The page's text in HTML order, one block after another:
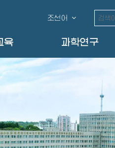
조선어
육 과학연구